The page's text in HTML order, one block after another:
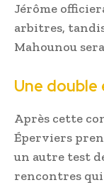
Jérôme
arbitres,
Mahounou
Une double
Après cette
Éperviers
un autre test
rencontres